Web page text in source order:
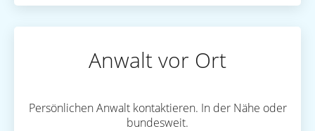
Anwalt vor Ort
Persönlichen Anwalt kontaktieren. In der Nähe oder
bundesweit.